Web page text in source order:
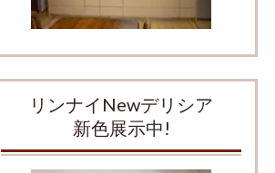
リンナイNewデリシア
新色展示中!